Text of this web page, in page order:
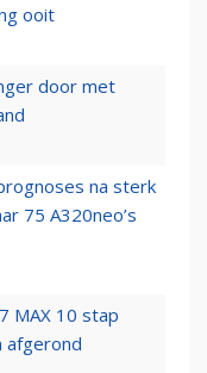
ooit
door met
na sterk
75 A320neo’s
MAX 10 stap
afgerond